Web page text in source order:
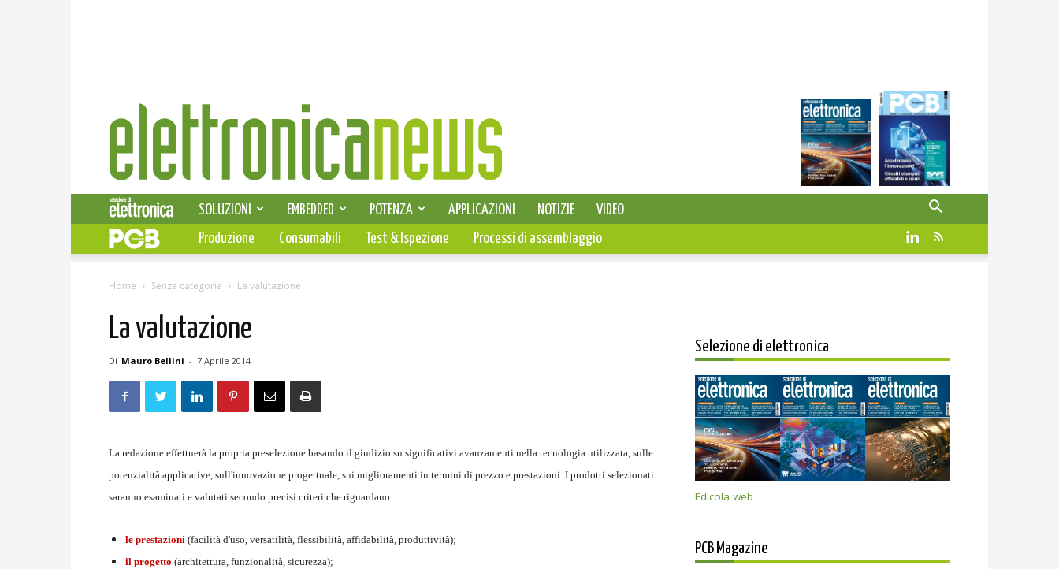
Elettronica
News
SELEZIONE DI ELETTRONICA
SOLUZIONI EMBEDDED POTENZA APPLICAZIONI NOTIZIE
VIDEO
PCB
Produzione Consumabili Test & Ispezione Processi di assemblaggio
Home Senza categoria La valutazione
La valutazione
Di Mauro Bellini - 7 Aprile 2014
La redazione effettuerà la propria preselezione basando il giudizio su significativi avanzamenti nella tecnologia utilizzata, sulle
potenzialità applicative, sull'innovazione progettuale, sui miglioramenti in termini di prezzo e prestazioni. I prodotti selezionati
saranno esaminati e valutati secondo precisi criteri che riguardano:
le prestazioni (facilità d'uso, versatilità, flessibilità, affidabilità, produttività);
il progetto (architettura, funzionalità, sicurezza);
Selezione di elettronica
Edicola web
PCB Magazine